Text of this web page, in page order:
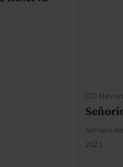
DO
Señorío
2021